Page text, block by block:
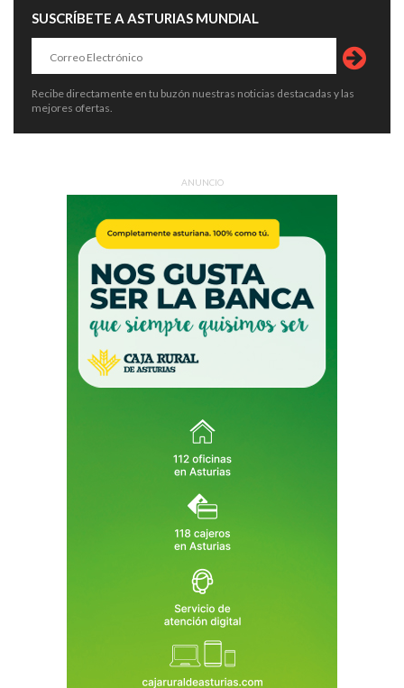
SUSCRÍBETE A ASTURIAS MUNDIAL
Recibe directamente en tu buzón nuestras noticias destacadas y las
mejores ofertas.
ANUNCIO